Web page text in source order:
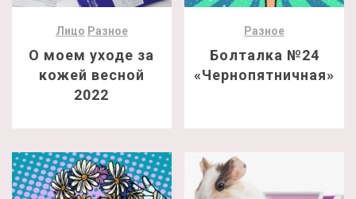
Лицо Разное
О моем уходе за
кожей весной
2022
Разное
Болталка №24
«Чернопятничная»